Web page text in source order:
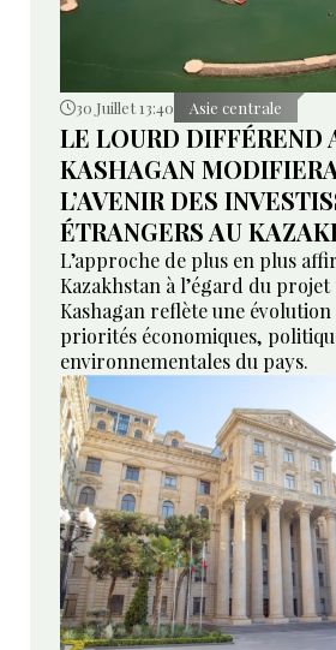
30 Juillet 13:40 Asie centrale
LE LOURD DIFFÉREND
KASHAGAN
L’AVENIR DES
ÉTRANGERS AU
L’approche de plus en plus
Kazakhstan à l’égard du
Kashagan reflète une
priorités économiques,
environnementales du pays.